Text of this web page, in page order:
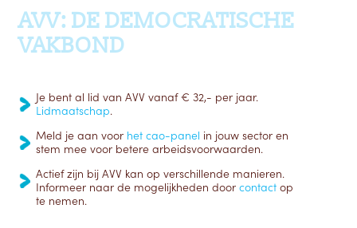
AVV: DE DEMOCRATISCHE
VAKBOND
Je bent al lid van AVV vanaf € 32,- per jaar.
Lidmaatschap.
Meld je aan voor het cao-panel in jouw sector en
stem mee voor betere arbeidsvoorwaarden.
Actief zijn bij AVV kan op verschillende manieren.
Informeer naar de mogelijkheden door contact op
te nemen.